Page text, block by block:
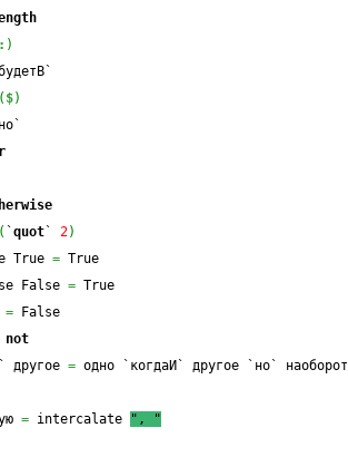
: )
( $)
( `quot ` 2)
True = True
False = True
= False
not
другое = одно `когдаИ` другое `но` наоборот
= intercalate
", "